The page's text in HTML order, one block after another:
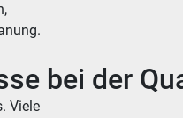
bei der
Viele